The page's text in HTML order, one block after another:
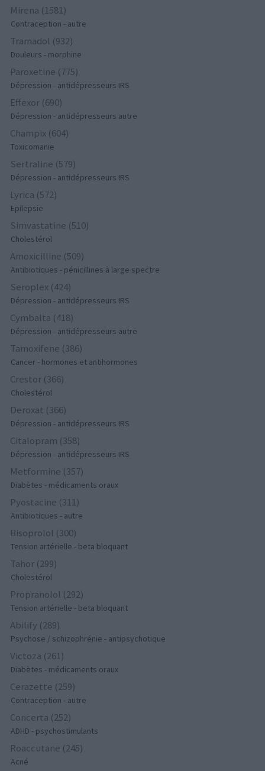
Mirena (1581)
Contraception - autre
Tramadol (932)
Douleurs - morphine
Paroxetine (775)
Dépression - antidépresseurs IRS
Effexor (690)
Dépression - antidépresseurs autre
Champix (604)
Toxicomanie
Sertraline (579)
Dépression - antidépresseurs IRS
Lyrica (572)
Epilepsie
Simvastatine (510)
Cholestérol
Amoxicilline (509)
Antibiotiques - pénicillines à large spectre
Seroplex (424)
Dépression - antidépresseurs IRS
Cymbalta (418)
Dépression - antidépresseurs autre
Tamoxifene (386)
Cancer - hormones et antihormones
Crestor (366)
Cholestérol
Deroxat (366)
Dépression - antidépresseurs IRS
Citalopram (358)
Dépression - antidépresseurs IRS
Metformine (357)
Diabètes - médicaments oraux
Pyostacine (311)
Antibiotiques - autre
Bisoprolol (300)
Tension artérielle - beta bloquant
Tahor (299)
Cholestérol
Propranolol (292)
Tension artérielle - beta bloquant
Abilify (289)
Psychose / schizophrénie - antipsychotique
Victoza (261)
Diabètes - médicaments oraux
Cerazette (259)
Contraception - autre
Concerta (252)
ADHD - psychostimulants
Roaccutane (245)
Acné